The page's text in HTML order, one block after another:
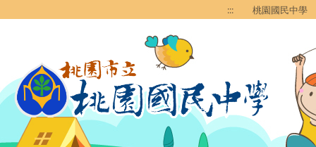
::: 桃園國民中學